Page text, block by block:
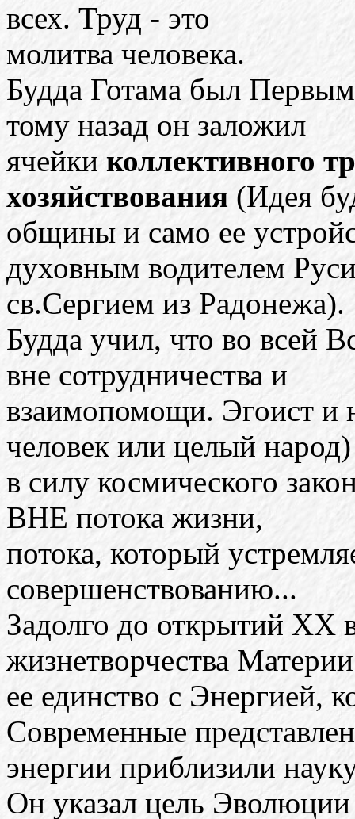
всех. Труд - это
молитва человека.
Будда Готама был
тому назад он заложил
ячейки коллективного
хозяйствования (Идея
общины и само ее
духовным водителем
св.Сергием из Радонежа).
Будда учил, что во всей
вне сотрудничества и
взаимопомощи. Эгоист и
человек или целый народ)
в силу космического
ВНЕ потока жизни,
потока, который
совершенствованию...
Задолго до открытий ХХ
жизнетворчества
ее единство с Энергией,
Современные
энергии приблизили
Он указал цель Эволюции